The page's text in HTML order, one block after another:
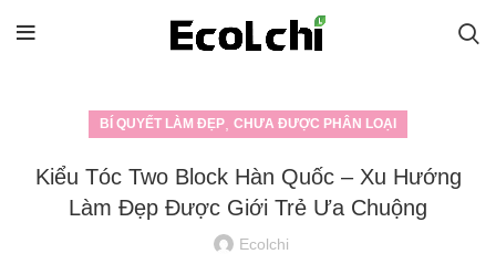
BÍ QUYẾT LÀM ĐẸP CHƯA ĐƯỢC PHÂN LOẠI
Kiểu Tóc Two Block Hàn Quốc – Xu Hướng
Làm Đẹp Được Giới Trẻ Ưa Chuộng
Ecolchi